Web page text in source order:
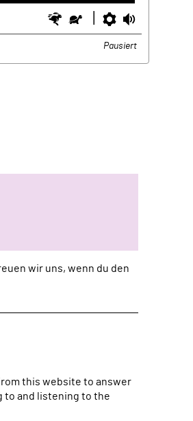
Schneller
LangsamerEinstellungen
Pausiert
wir uns, wenn du den
this website to answer
to and listening to the